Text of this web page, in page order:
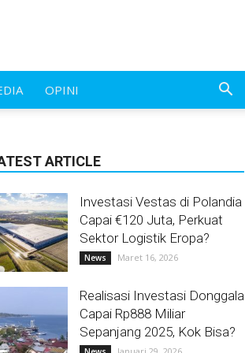
OPINI
ARTICLE
Investasi Vestas di Polandia
Capai €120 Juta, Perkuat
Sektor Logistik Eropa?
News Maret 16, 2026
Realisasi Investasi Donggala
Capai Rp888 Miliar
Sepanjang 2025, Kok Bisa?